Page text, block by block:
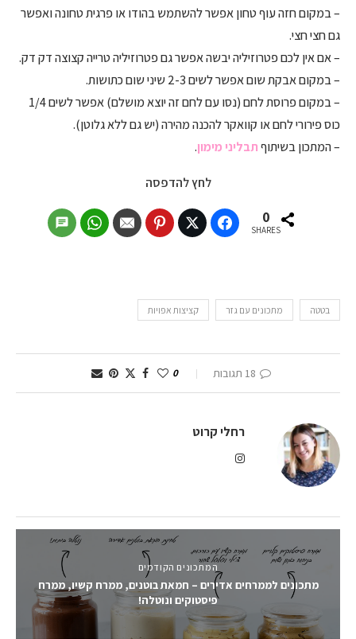
– במקום חזה עוף טחון אפשר להשתמש בהודו או פרגית טחונה ואפשר
גם חצי חצי.
– אם אין לכם פטרוזיליה יבשה אפשר גם פטרוזיליה טרייה קצוצה דק דק.
– במקום אבקת שום אפשר לשים 2-3 שיני שום כתושות.
– במקום פרוסת לחם (נסו עם לחם זה יוצא מושלם) אפשר לשים 1/4
כוס פירורי לחם או קוואקר להכנה מהירה (יש גם ללא גלוטן).
– המתכון בשיתוףתבליני מימון.
לחץ להדפסה
0
SHARES
בטטה מתכונים עם גזר קציצות אפויות
18 תגובות 0
רחלי קרוט
המתכונים הקודמים
מתכונים לממרחים אדירים – חמאת בוטנים, ממרח קשיו, ממרח
פיסטוקים ונוטלה!